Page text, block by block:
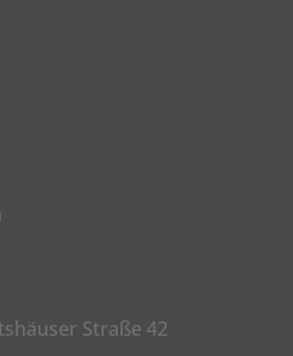
Straße 42